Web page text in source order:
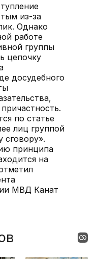
из-за
Однако
работе
группы
цепочку
досудебного
по статье
лиц группой
сговору».
принципа
на
МВД Канат